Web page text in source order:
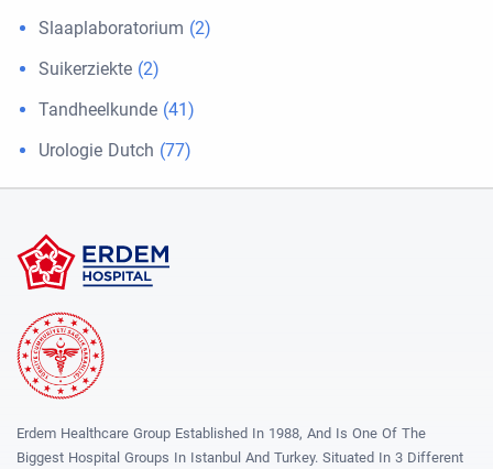
Slaaplaboratorium (2)
Suikerziekte (2)
Tandheelkunde (41)
Urologie Dutch (77)
Erdem Healthcare Group Established In 1988, And Is One Of The
Biggest Hospital Groups In Istanbul And Turkey. Situated In 3 Different